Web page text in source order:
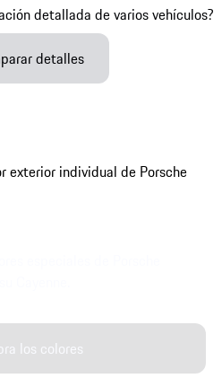
detallada de varios vehículos?
detalles
los colores